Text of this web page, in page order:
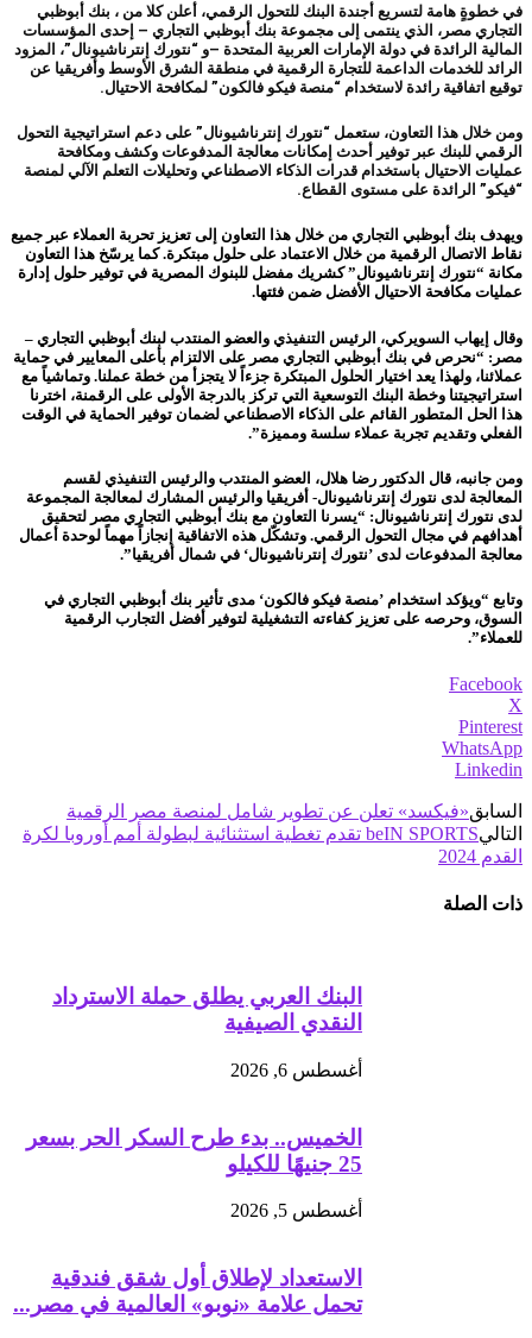
في خطوةٍ هامة لتسريع أجندة البنك للتحول الرقمي، أعلن كلا من ، بنك أبوظبي
التجاري مصر، الذي ينتمى إلى مجموعة بنك أبوظبي التجاري – إحدى المؤسسات
المالية الرائدة في دولة الإمارات العربية المتحدة –و “نتورك إنترناشيونال”، المزود
الرائد للخدمات الداعمة للتجارة الرقمية في منطقة الشرق الأوسط وأفريقيا عن
توقيع اتفاقية رائدة لاستخدام “منصة فيكو فالكون” لمكافحة الاحتيال.
ومن خلال هذا التعاون، ستعمل “نتورك إنترناشيونال” على دعم استراتيجية التحول
الرقمي للبنك عبر توفير أحدث إمكانات معالجة المدفوعات وكشف ومكافحة
عمليات الاحتيال باستخدام قدرات الذكاء الاصطناعي وتحليلات التعلم الآلي لمنصة
“فيكو” الرائدة على مستوى القطاع.
ويهدف بنك أبوظبي التجاري من خلال هذا التعاون إلى تعزيز تحربة العملاء عبر جميع
نقاط الاتصال الرقمية من خلال الاعتماد على حلول مبتكرة. كما يرسّخ هذا التعاون
مكانة “نتورك إنترناشيونال” كشريك مفضل للبنوك المصرية في توفير حلول إدارة
عمليات مكافحة الاحتيال الأفضل ضمن فئتها.
وقال إيهاب السويركي، الرئيس التنفيذي والعضو المنتدب لبنك أبوظبي التجاري –
مصر : “نحرص في بنك أبوظبي التجاري مصر على الالتزام بأعلى المعايير في حماية
عملائنا، ولهذا يعد اختيار الحلول المبتكرة جزءاً لا يتجزأ من خطة عملنا. وتماشياً مع
استراتيجيتنا وخطة البنك التوسعية التي تركز بالدرجة الأولى على الرقمنة، اخترنا
هذا الحل المتطور القائم على الذكاء الاصطناعي لضمان توفير الحماية في الوقت
الفعلي وتقديم تجربة عملاء سلسة ومميزة”.
ومن جانبه، قال الدكتور رضا هلال، العضو المنتدب والرئيس التنفيذي لقسم
المعالجة لدى نتورك إنترناشيونال- أفريقيا والرئيس المشارك لمعالجة المجموعة
لدى نتورك إنترناشيونال: “يسرنا التعاون مع بنك أبوظبي التجاري مصر لتحقيق
أهدافهم في مجال التحول الرقمي. وتشكّل هذه الاتفاقية إنجازاً مهماً لوحدة أعمال
معالجة المدفوعات لدى ’نتورك إنترناشيونال‘ في شمال أفريقيا”.
وتابع “ويؤكد استخدام ’منصة فيكو فالكون‘ مدى تأثير بنك أبوظبي التجاري في
السوق، وحرصه على تعزيز كفاءته التشغيلية لتوفير أفضل التجارب الرقمية
للعملاء”.
Facebook
X
Pinterest
WhatsApp
Linkedin
السابق«فيكسد» تعلن عن تطوير شامل لمنصة مصر الرقمية
التالي
beIN SPORTS تقدم تغطية استثنائية لبطولة أمم أوروبا لكرة
القدم 2024
ذات الصلة
البنك العربي يطلق حملة الاسترداد
النقدي الصيفية
أغسطس 6, 2026
الخميس.. بدء طرح السكر الحر بسعر
25 جنيهًا للكيلو
أغسطس 5, 2026
الاستعداد لإطلاق أول شقق فندقية
تحمل علامة «نوبو» العالمية في مصر...